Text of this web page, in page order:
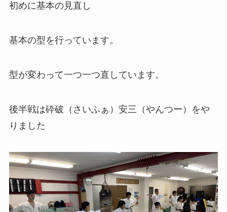
初めに基本の見直し
基本の型を行っています。
型が変わって一つ一つ直しています。
後半戦は砕破（さいふぁ）安三（やんつー）をや
りました